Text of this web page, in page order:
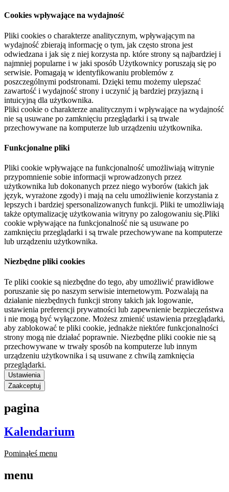
Cookies wpływające na wydajność
Pliki cookies o charakterze analitycznym, wpływającym na
wydajność zbierają informację o tym, jak często strona jest
odwiedzana i jak się z niej korzysta np. które strony są najbardziej i
najmniej popularne i w jaki sposób Użytkownicy poruszają się po
serwisie. Pomagają w identyfikowaniu problemów z
poszczególnymi podstronami. Dzięki temu możemy ulepszać
zawartość i wydajność strony i uczynić ją bardziej przyjazną i
intuicyjną dla użytkownika.
Pliki cookie o charakterze analitycznym i wpływające na wydajność
nie są usuwane po zamknięciu przeglądarki i są trwale
przechowywane na komputerze lub urządzeniu użytkownika.
Funkcjonalne pliki
Pliki cookie wpływające na funkcjonalność umożliwiają witrynie
przypomnienie sobie informacji wprowadzonych przez
użytkownika lub dokonanych przez niego wyborów (takich jak
język, wyrażone zgody) i mają na celu umożliwienie korzystania z
lepszych i bardziej spersonalizowanych funkcji. Pliki te umożliwiają
także optymalizację użytkowania witryny po zalogowaniu się.Pliki
cookie wpływające na funkcjonalność nie są usuwane po
zamknięciu przeglądarki i są trwale przechowywane na komputerze
lub urządzeniu użytkownika.
Niezbędne pliki cookies
Te pliki cookie są niezbędne do tego, aby umożliwić prawidłowe
poruszanie się po naszym serwisie internetowym. Pozwalają na
działanie niezbędnych funkcji strony takich jak logowanie,
ustawienia preferencji prywatności lub zapewnienie bezpieczeństwa
i nie mogą być wyłączone. Możesz zmienić ustawienia przeglądarki,
aby zablokować te pliki cookie, jednakże niektóre funkcjonalności
strony mogą nie działać poprawnie. Niezbędne pliki cookie nie są
przechowywane w trwały sposób na komputerze lub innym
urządzeniu użytkownika i są usuwane z chwilą zamknięcia
przeglądarki.
Ustawienia
Zaakceptuj
pagina
Kalendarium
Pominąłeś menu
menu